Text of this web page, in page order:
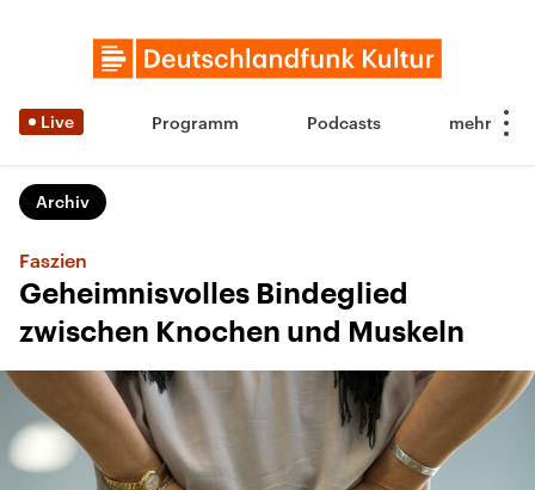
Live Programm Podcasts
Archiv
Faszien
Geheimnisvolles Bindeglied
zwischen Knochen und Muskeln